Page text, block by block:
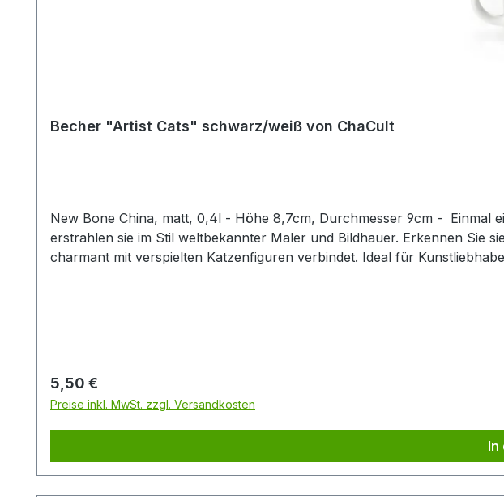
Becher "Artist Cats" schwarz/weiß von ChaCult
New Bone China, matt, 0,4l - Höhe 8,7cm, Durchmesser 9cm - Einmal ein berühmter Künstler sein! Das dachten sich auch diese kreativen Kätzchen und nun
erstrahlen sie im Stil weltbekannter Maler und Bildhauer. Erkennen Sie
charmant mit verspielten Katzenfiguren verbindet. Ideal für
Regulärer Preis:
5,50 €
Preise inkl. MwSt. zzgl. Versandkosten
In